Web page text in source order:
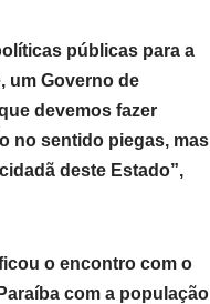
públicas para a
um Governo de
devemos fazer
no sentido piegas, mas
deste Estado”,
o encontro com o
com a população